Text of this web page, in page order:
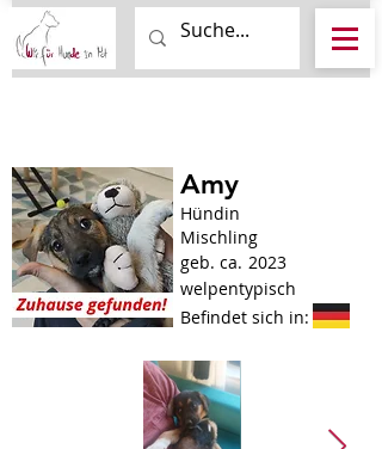
Amy
Hündin
Mischling
geb. ca. 2023
welpentypisch
Befindet sich in: